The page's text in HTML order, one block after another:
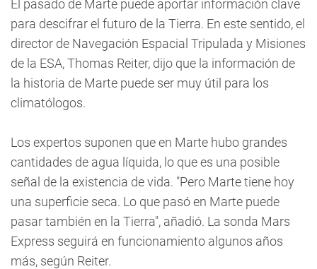
El pasado de Marte puede aportar información clave
para descifrar el futuro de la Tierra. En este sentido, el
director de Navegación Espacial Tripulada y Misiones
de la ESA, Thomas Reiter, dijo que la información de
la historia de Marte puede ser muy útil para los
climatólogos.
Los expertos suponen que en Marte hubo grandes
cantidades de agua líquida, lo que es una posible
señal de la existencia de vida. "Pero Marte tiene hoy
una superficie seca. Lo que pasó en Marte puede
pasar también en la Tierra", añadió. La sonda Mars
Express seguirá en funcionamiento algunos años
más, según Reiter.